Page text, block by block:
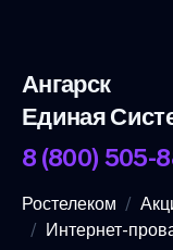
Ангарск
Единая
8 (800) 505-
Ростелеком
Интернет-